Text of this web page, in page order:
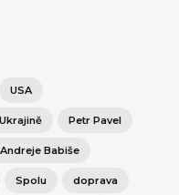
USA
Petr Pavel
Babiše
Spolu doprava